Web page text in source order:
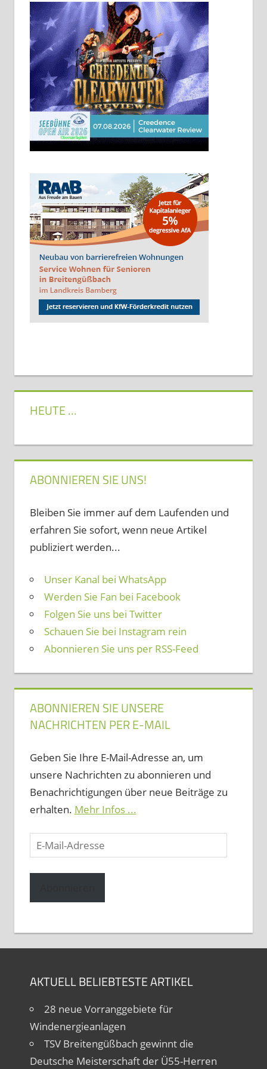
HEUTE …
ABONNIEREN SIE UNS!
Bleiben Sie immer auf dem Laufenden und
erfahren Sie sofort, wenn neue Artikel
publiziert werden...
Unser Kanal bei WhatsApp
Werden Sie Fan bei Facebook
Folgen Sie uns bei Twitter
Schauen Sie bei Instagram rein
Abonnieren Sie uns per RSS-Feed
ABONNIEREN SIE UNSERE
NACHRICHTEN PER E-MAIL
Geben Sie Ihre E-Mail-Adresse an, um
unsere Nachrichten zu abonnieren und
Benachrichtigungen über neue Beiträge zu
erhalten. Mehr Infos ...
E-
Mail-
Adresse
AKTUELL BELIEBTESTE ARTIKEL
28 neue Vorranggebiete für
Windenergieanlagen
TSV Breitengüßbach gewinnt die
Deutsche Meisterschaft der Ü55-Herren